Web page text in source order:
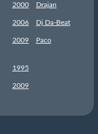
2000 Drajan
2006 Dj Da-Beat
2009 Paco
1995
2009